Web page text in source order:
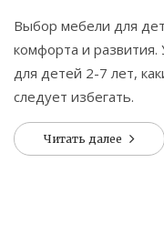
Выбор мебели для
комфорта и развития.
для детей 2-7 лет,
следует избегать.
Читать далее